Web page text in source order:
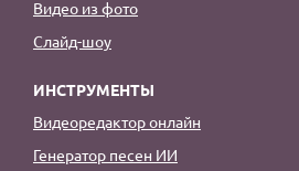
Видео из фото
Слайд-шоу
ИНСТРУМЕНТЫ
Видеоредактор онлайн
Генератор песен ИИ